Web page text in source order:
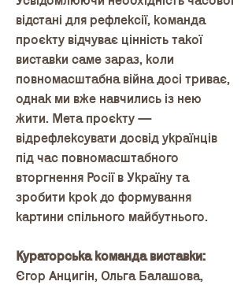
відстані для рефлексії, команда
проєкту відчуває цінність такої
виставки саме зараз, коли
повномасштабна війна досі триває,
однак ми вже навчились із нею
жити. Мета проєкту —
відрефлексувати досвід українців
під час повномасштабного
вторгнення Росії в Україну та
зробити крок до формування
картини спільного майбутнього.
Кураторська команда виставки:
Єгор Анцигін, Ольга Балашова,